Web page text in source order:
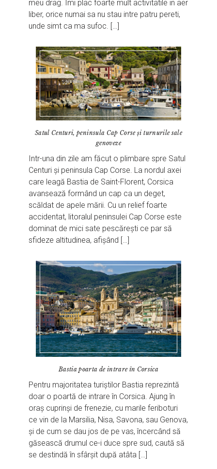
meu drag. Imi plac foarte mult activitatile in aer
liber, orice numai sa nu stau intre patru pereti,
unde simt ca ma sufoc. […]
Satul Centuri, peninsula Cap Corse și turnurile sale
genoveze
Intr-una din zile am făcut o plimbare spre Satul
Centuri și peninsula Cap Corse. La nordul axei
care leagă Bastia de Saint-Florent, Corsica
avansează formând un cap ca un deget,
scăldat de apele mării. Cu un relief foarte
accidentat, litoralul peninsulei Cap Corse este
dominat de mici sate pescărești ce par să
sfideze altitudinea, afișând […]
Bastia poarta de intrare în Corsica
Pentru majoritatea turiștilor Bastia reprezintă
doar o poartă de intrare în Corsica. Ajung în
oraș cuprinși de frenezie, cu marile feriboturi
ce vin de la Marsilia, Nisa, Savona, sau Genova,
și de cum se dau jos de pe vas, încercând să
găsească drumul ce-i duce spre sud, caută să
se destindă în sfârșit după atâta […]